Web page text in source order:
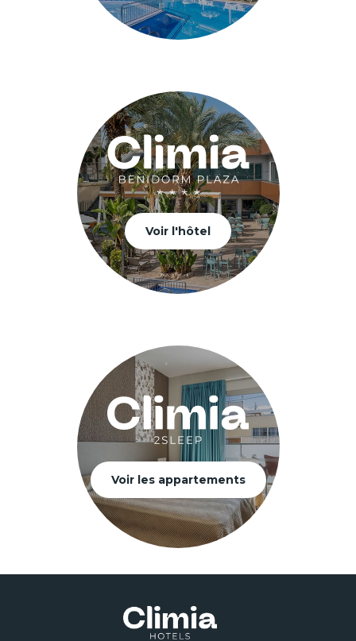
Voir l'hôtel
Voir les appartements